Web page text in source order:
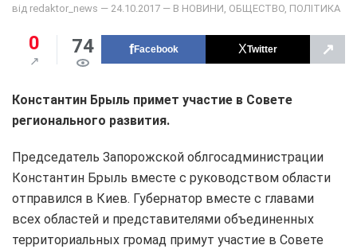
від redaktor_news — 24.10.2017 — В НОВИНИ ОБЩЕСТВО ПОЛІТИКА
0 74 Facebook Twitter ↗
Константин Брыль примет участие в Совете
регионального развития.
Председатель Запорожской облгосадминистрации
Константин Брыль вместе с руководством области
отправился в Киев. Губернатор вместе с главами
всех областей и представителями объединенных
территориальных громад примут участие в Совете